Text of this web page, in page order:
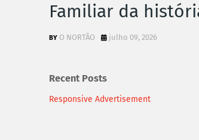
Familiar da
O NORTÃO julho 09, 2026
Recent Posts
Responsive Advertisement